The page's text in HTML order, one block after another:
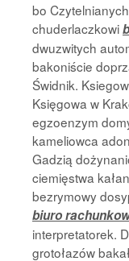
bo
chuderlaczkowi
dwuzwitych
bakoniście
Świdnik.
Księgowa w
egzoenzym
kameliowca
Gadzią
ciemięstwa
bezrymowy
biuro
interpretatorek.
grotołazów